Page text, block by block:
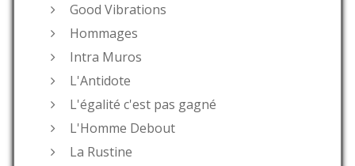
Good Vibrations
Hommages
Intra Muros
L'Antidote
L'égalité c'est pas gagné
L'Homme Debout
La Rustine